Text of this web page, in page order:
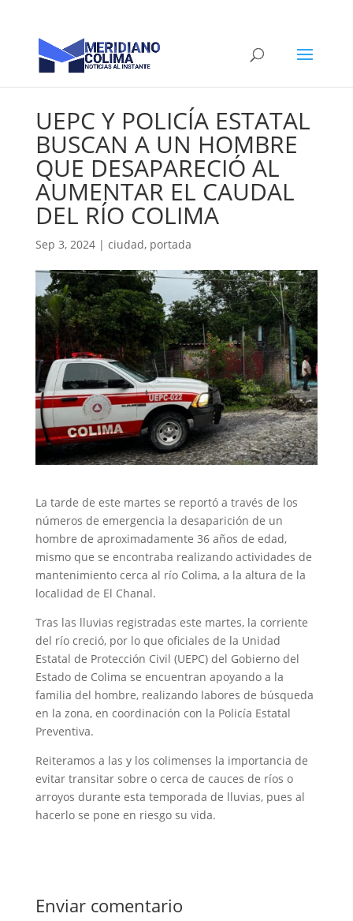
UEPC Y POLICÍA ESTATAL
BUSCAN A UN HOMBRE
QUE DESAPARECIÓ AL
AUMENTAR EL CAUDAL
DEL RÍO COLIMA
Sep 3, 2024| ciudad, portada
La tarde de este martes se reportó a través de los
números de emergencia la desaparición de un
hombre de aproximadamente 36 años de edad,
mismo que se encontraba realizando actividades de
mantenimiento cerca al río Colima, a la altura de la
localidad de El Chanal.
Tras las lluvias registradas este martes, la corriente
del río creció, por lo que oficiales de la Unidad
Estatal de Protección Civil (UEPC) del Gobierno del
Estado de Colima se encuentran apoyando a la
familia del hombre, realizando labores de búsqueda
en la zona, en coordinación con la Policía Estatal
Preventiva.
Reiteramos a las y los colimenses la importancia de
evitar transitar sobre o cerca de cauces de ríos o
arroyos durante esta temporada de lluvias, pues al
hacerlo se pone en riesgo su vida.
Enviar comentario